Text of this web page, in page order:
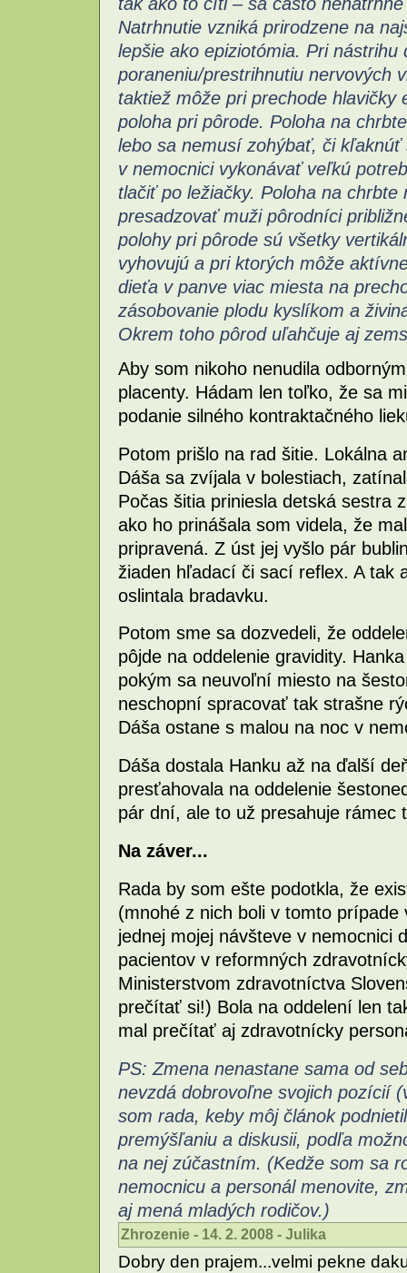
Natrhnutie vzniká prirodzene na
lepšie ako epiziotómia. Pri
poraneniu/prestrihnutiu nervových
taktiež môže pri prechode hlavičky
poloha pri pôrode. Poloha na
lebo sa nemusí zohýbať, či
v nemocnici vykonávať veľkú
tlačiť po ležiačky. Poloha na chrbte
presadzovať muži pôrodníci
polohy pri pôrode sú všetky
vyhovujú a pri ktorých môže
dieťa v panve viac miesta na
zásobovanie plodu kyslíkom a
Okrem toho pôrod uľahčuje aj
Aby som nikoho nenudila
placenty. Hádam len toľko, že sa
podanie silného kontraktačného
Potom prišlo na rad šitie. Lokálna
Dáša sa zvíjala v bolestiach,
Počas šitia priniesla detská sestra
ako ho prinášala som videla, že
pripravená. Z úst jej vyšlo pár
žiaden hľadací či sací reflex. A tak
oslintala bradavku.
Potom sme sa dozvedeli, že
pôjde na oddelenie gravidity.
pokým sa neuvoľní miesto na
neschopní spracovať tak strašne
Dáša ostane s malou na noc v
Dáša dostala Hanku až na ďalší
presťahovala na oddelenie
pár dní, ale to už presahuje rámec
Na záver...
Rada by som ešte podotkla, že
(mnohé z nich boli v tomto
jednej mojej návšteve v nemocnici
pacientov v reformných
Ministerstvom zdravotníctva
prečítať si!) Bola na oddelení len
mal prečítať aj zdravotnícky
PS: Zmena nenastane sama od
nevzdá dobrovoľne svojich pozícií
som rada, keby môj článok
premýšľaniu a diskusii, podľa
na nej zúčastním. (Kedže som sa
nemocnicu a personál menovite,
aj mená mladých rodičov.)
Zhrozenie - 14. 2. 2008 - Julika
Dobry den prajem...velmi pekne